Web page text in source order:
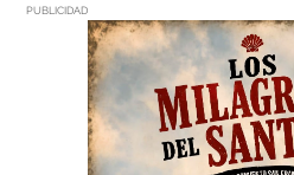
PUBLICIDAD